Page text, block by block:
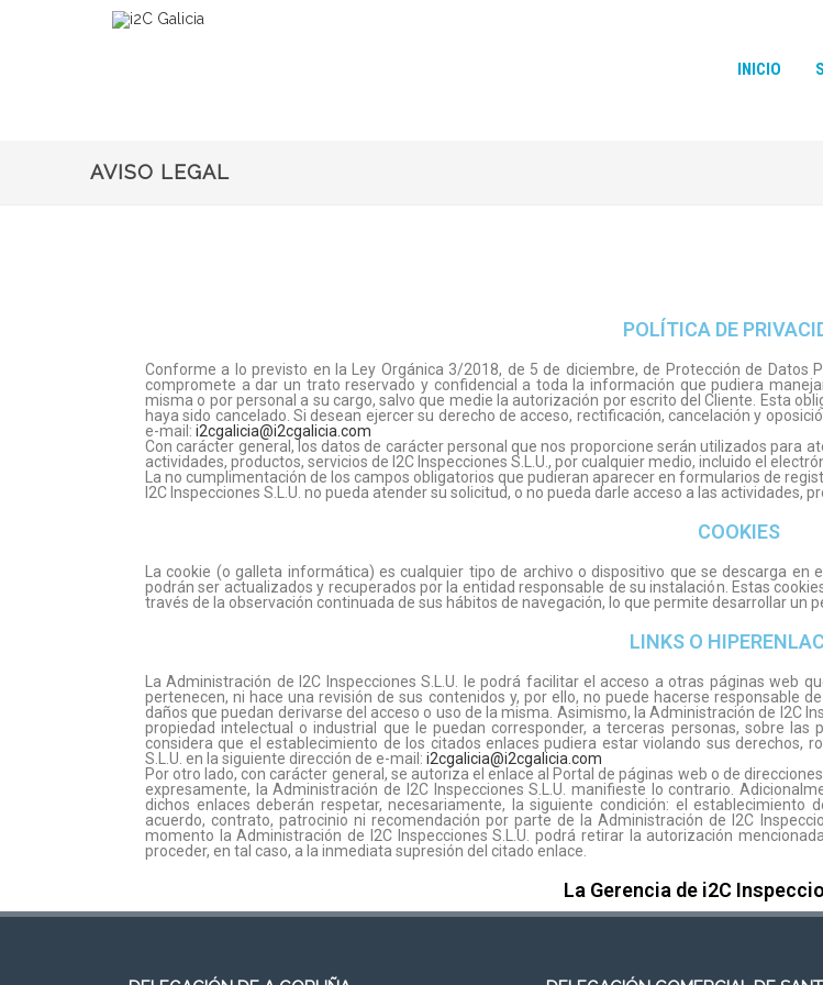
INICIO
AVISO LEGAL
POLÍTICA DE
Conforme a lo previsto en la Ley Orgánica 3/2018, de 5 de diciembre, de Protección de Datos
compromete a dar un trato reservado y confidencial a toda la información que pudiera
misma o por personal a su cargo, salvo que medie la autorización por escrito del Cliente. Esta
haya sido cancelado. Si desean ejercer su derecho de acceso, rectificación, cancelación y
e-mail: i2cgalicia@i2cgalicia.com
Con carácter general, los datos de carácter personal que nos proporcione serán utilizados para
actividades, productos, servicios de I2C Inspecciones S.L.U., por cualquier medio, incluido el
La no cumplimentación de los campos obligatorios que pudieran aparecer en formularios de
I2C Inspecciones S.L.U. no pueda atender su solicitud, o no pueda darle acceso a las actividades,
COOKIES
La cookie (o galleta informática) es cualquier tipo de archivo o dispositivo que se descarga
podrán ser actualizados y recuperados por la entidad responsable de su instalación. Estas
través de la observación continuada de sus hábitos de navegación, lo que permite desarrollar un
LINKS O
La Administración de I2C Inspecciones S.L.U. le podrá facilitar el acceso a otras páginas web
pertenecen, ni hace una revisión de sus contenidos y, por ello, no puede hacerse responsable
daños que puedan derivarse del acceso o uso de la misma. Asimismo, la Administración de I2C
propiedad intelectual o industrial que le puedan corresponder, a terceras personas, sobre
considera que el establecimiento de los citados enlaces pudiera estar violando sus derechos,
S.L.U. en la siguiente dirección de e-mail: i2cgalicia@i2cgalicia.com
Por otro lado, con carácter general, se autoriza el enlace al Portal de páginas web o de
expresamente, la Administración de I2C Inspecciones S.L.U. manifieste lo contrario.
dichos enlaces deberán respetar, necesariamente, la siguiente condición: el
acuerdo, contrato, patrocinio ni recomendación por parte de la Administración de I2C
momento la Administración de I2C Inspecciones S.L.U. podrá retirar la autorización
proceder, en tal caso, a la inmediata supresión del citado enlace.
La Gerencia de i2C